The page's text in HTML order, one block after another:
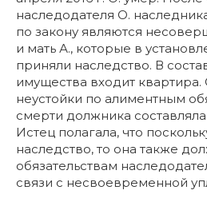
наследодателя О.
по закону являются
и мать А., которые в
приняли наследство. В
имущества входит
неустойки по алиментным
смерти должника составляла
Истец полагала, что
наследство, то она также
обязательствам
связи с несвоевременной